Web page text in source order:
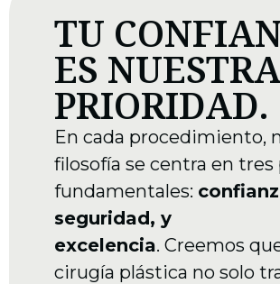
TU
ES NUESTRA
PRIORIDAD.
En cada procedimiento,
filosofía se centra en tres
fundamentales:
seguridad, y
excelencia. Creemos
cirugía plástica no solo